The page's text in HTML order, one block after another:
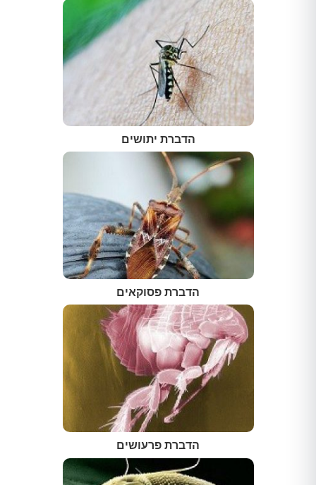
הדברת יתושים
הדברת פסוקאים
הדברת פרעושים